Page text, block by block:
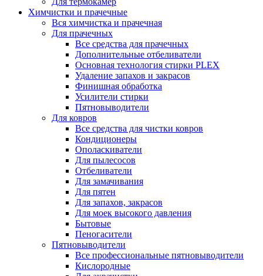
Химчистки и прачечные
Вся химчистка и прачечная
Для прачечных
Все средства для прачечных
Дополнительные отбеливатели
Основная технология стирки PLEX
Удаление запахов и закрасов
Финишная обработка
Усилители стирки
Пятновыводители
Для ковров
Все средства для чистки ковров
Кондиционеры
Ополаскиватели
Для пылесосов
Отбеливатели
Для замачивания
Для пятен
Для запахов, закрасов
Для моек высокого давления
Бытовые
Пеногасители
Пятновыводители
Все профессиональные пятновыводители
Кислородные